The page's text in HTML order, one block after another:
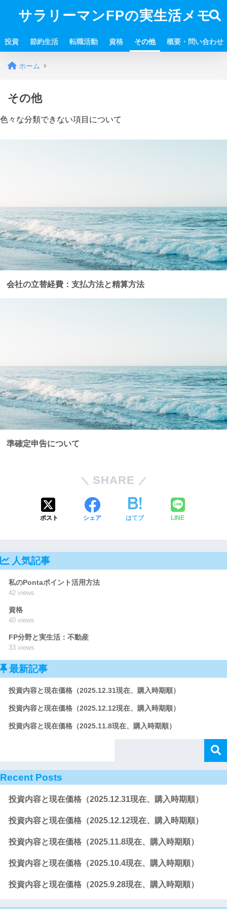
サラリーマンFPの実生活メモ
投資 節約生活 転職活動 資格 その他 概要・問い合わせ
ホーム
その他
色々な分類できない項目について
会社の立替経費：支払方法と精算方法
準確定申告について
SHARE
ポスト シェア はてブ LINE
人気記事
私のPontaポイント活用方法
42 views
資格
40 views
FP分野と実生活：不動産
33 views
最新記事
投資内容と現在価格（2025.12.31現在、購入時期順）
投資内容と現在価格（2025.12.12現在、購入時期順）
投資内容と現在価格（2025.11.8現在、購入時期順）
Recent Posts
投資内容と現在価格（2025.12.31現在、購入時期順）
投資内容と現在価格（2025.12.12現在、購入時期順）
投資内容と現在価格（2025.11.8現在、購入時期順）
投資内容と現在価格（2025.10.4現在、購入時期順）
投資内容と現在価格（2025.9.28現在、購入時期順）